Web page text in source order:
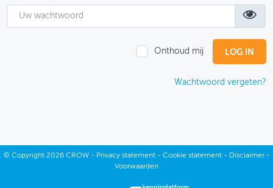
GEBRUIKER
Onthoud mij
Wachtwoord vergeten?
© Copyright2026 CROW - Privacy statement- Cookie statement- Disclaimer-
Voorwaarden